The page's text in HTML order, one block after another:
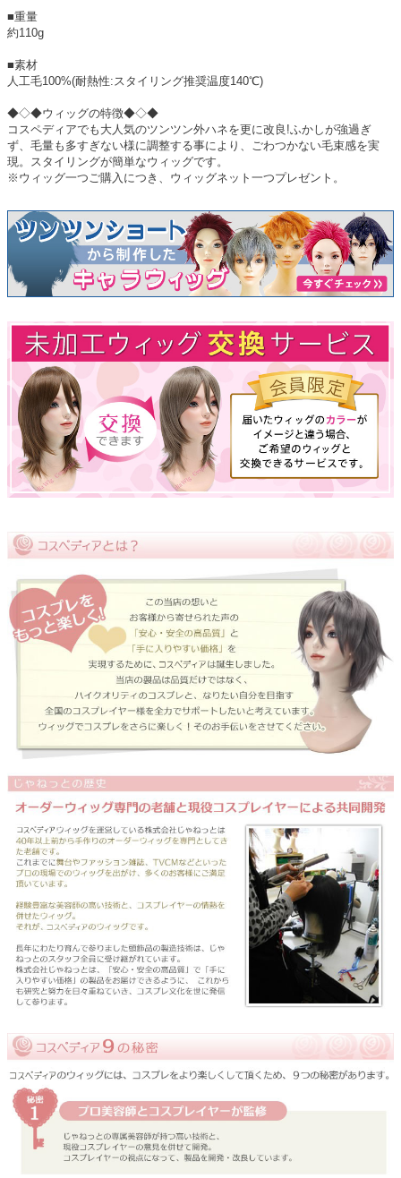
■重量
約110g
■素材
人工毛100%(耐熱性:スタイリング推奨温度140℃)
◆◇◆ウィッグの特徴◆◇◆
コスペディアでも大人気のツンツン外ハネを更に改良!ふかしが強過ぎ
ず、毛量も多すぎない様に調整する事により、ごわつかない毛束感を実
現。スタイリングが簡単なウィッグです。
※ウィッグ一つご購入につき、ウィッグネット一つプレゼント。